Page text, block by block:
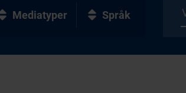
Mediatyper Språk